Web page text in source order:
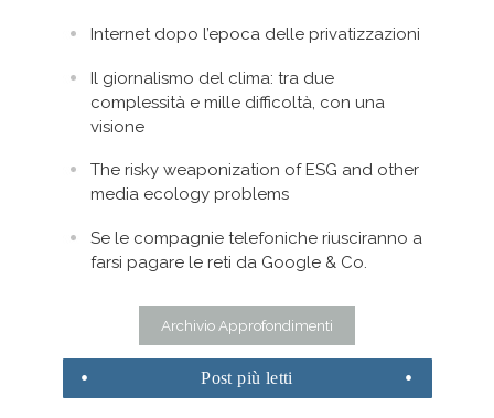
Internet dopo l’epoca delle privatizzazioni
Il giornalismo del clima: tra due
complessità e mille difficoltà, con una
visione
The risky weaponization of ESG and other
media ecology problems
Se le compagnie telefoniche riusciranno a
farsi pagare le reti da Google & Co.
Archivio Approfondimenti
Postpiù letti